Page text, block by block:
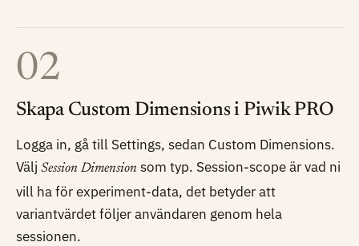
02
Skapa Custom Dimensions i Piwik PRO
Logga in, gå till Settings, sedan Custom Dimensions.
Välj Session Dimension som typ. Session-scope är vad ni
vill ha för experiment-data, det betyder att
variantvärdet följer användaren genom hela
sessionen.